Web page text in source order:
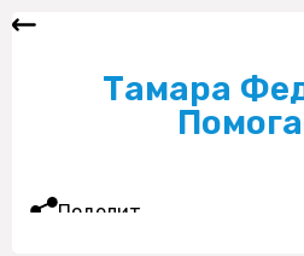
Тамара
Поделиться